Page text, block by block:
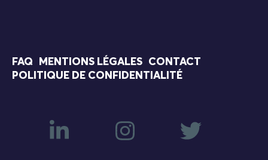
FAQ MENTIONS LÉGALES
CONTACT
POLITIQUE DE CONFIDENTIALITÉ